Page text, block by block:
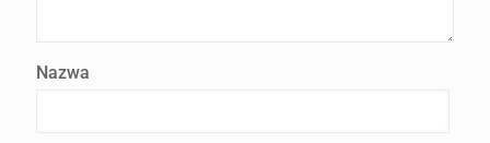
Nazwa